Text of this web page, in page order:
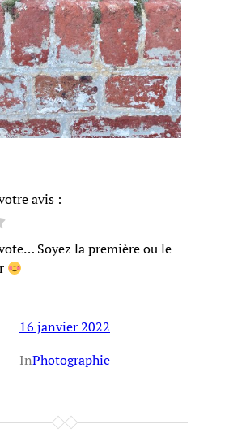
avis :
Soyez la première ou le
16 janvier 2022
InPhotographie